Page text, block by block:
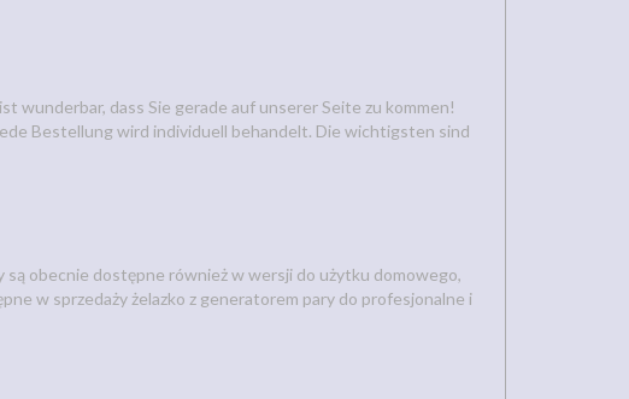
wunderbar, dass Sie gerade auf unserer Seite zu kommen!
Bestellung wird individuell behandelt. Die wichtigsten sind
są obecnie dostępne również w wersji do użytku domowego,
w sprzedaży żelazko z generatorem pary do profesjonalne i